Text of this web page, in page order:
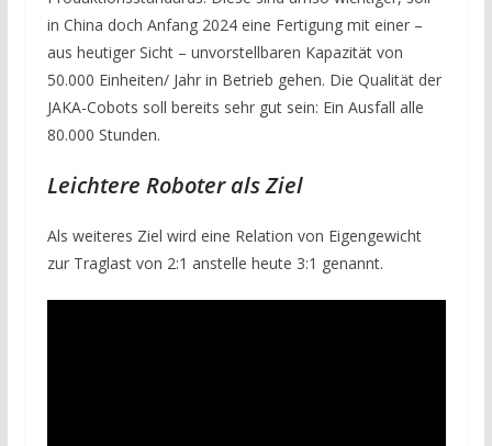
in China doch Anfang 2024 eine Fertigung mit einer –
aus heutiger Sicht – unvorstellbaren Kapazität von
50.000 Einheiten/ Jahr in Betrieb gehen. Die Qualität der
JAKA-Cobots soll bereits sehr gut sein: Ein Ausfall alle
80.000 Stunden.
Leichtere Roboter als Ziel
Als weiteres Ziel wird eine Relation von Eigengewicht
zur Traglast von 2:1 anstelle heute 3:1 genannt.